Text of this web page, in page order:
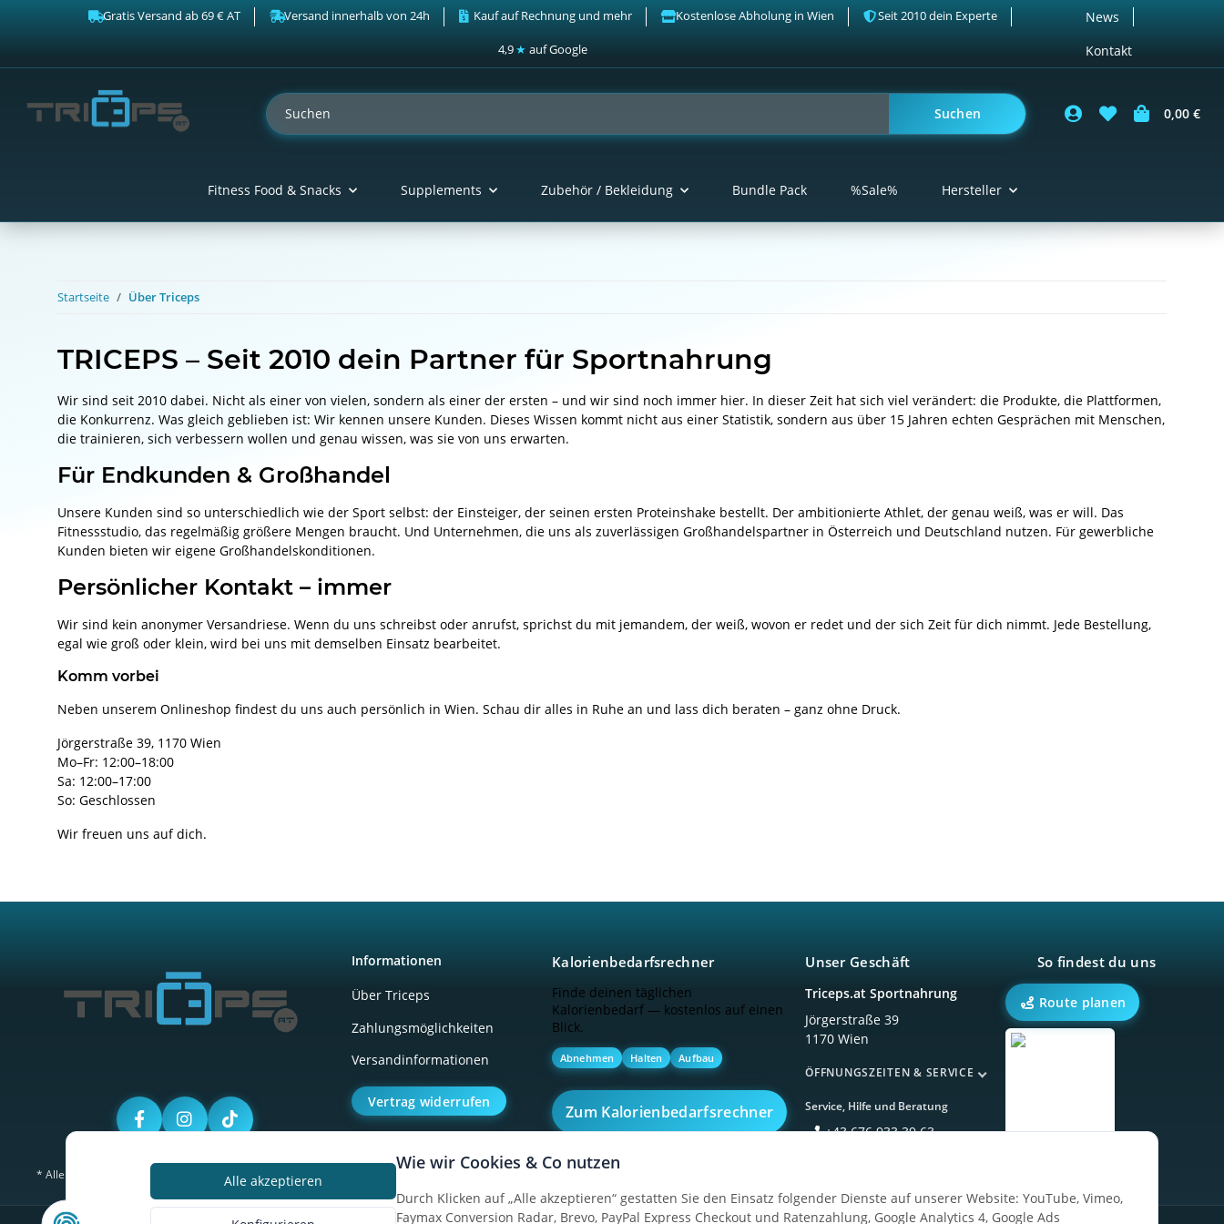
Alle akzeptieren
Wie wir Cookies & Co nutzen
Durch Klicken auf „Alle akzeptieren“ gestatten Sie den Einsatz folgender Dienste auf unserer Website: YouTube, Vimeo,
Faymax Conversion Radar, Brevo, PayPal Express Checkout und Ratenzahlung, Google Analytics 4, Google Ads
News
Kontakt
Gratis Versand ab 69 € AT Versand innerhalb von 24h Kauf auf Rechnung und mehr Kostenlose Abholung in Wien Seit 2010 dein Experte
4,9★ auf Google
Suchen 0,00 €
Fitness Food & Snacks Supplements Zubehör / Bekleidung Bundle Pack %Sale% Hersteller
Startseite Über Triceps
TRICEPS – Seit 2010 dein Partner für Sportnahrung
Wir sind seit 2010 dabei. Nicht als einer von vielen, sondern als einer der ersten – und wir sind noch immer hier. In dieser Zeit hat sich viel verändert: die Produkte, die Plattformen,
die Konkurrenz. Was gleich geblieben ist: Wir kennen unsere Kunden. Dieses Wissen kommt nicht aus einer Statistik, sondern aus über 15 Jahren echten Gesprächen mit Menschen,
die trainieren, sich verbessern wollen und genau wissen, was sie von uns erwarten.
Für Endkunden & Großhandel
Unsere Kunden sind so unterschiedlich wie der Sport selbst: der Einsteiger, der seinen ersten Proteinshake bestellt. Der ambitionierte Athlet, der genau weiß, was er will. Das
Fitnessstudio, das regelmäßig größere Mengen braucht. Und Unternehmen, die uns als zuverlässigen Großhandelspartner in Österreich und Deutschland nutzen. Für gewerbliche
Kunden bieten wir eigene Großhandelskonditionen.
Persönlicher Kontakt – immer
Wir sind kein anonymer Versandriese. Wenn du uns schreibst oder anrufst, sprichst du mit jemandem, der weiß, wovon er redet und der sich Zeit für dich nimmt. Jede Bestellung,
egal wie groß oder klein, wird bei uns mit demselben Einsatz bearbeitet.
Komm vorbei
Neben unserem Onlineshop findest du uns auch persönlich in Wien. Schau dir alles in Ruhe an und lass dich beraten – ganz ohne Druck.
Jörgerstraße 39, 1170 Wien
Mo–Fr: 12:00–18:00
Sa: 12:00–17:00
So: Geschlossen
Wir freuen uns auf dich.
Informationen
Über Triceps
Zahlungsmöglichkeiten
Versandinformationen
Vertrag widerrufen
Kalorienbedarfsrechner
Finde deinen täglichen
Kalorienbedarf — kostenlos auf einen
Blick.
Abnehmen Halten Aufbau
Zum Kalorienbedarfsrechner
Unser Geschäft
Triceps.at Sportnahrung
Jörgerstraße 39
1170 Wien
ÖFFNUNGSZEITEN & SERVICE
Service, Hilfe und Beratung
+43 676 933 39 63
So findest du uns
Route planen
* Alle Preise inkl. gesetzlicher USt., zzgl. Versand